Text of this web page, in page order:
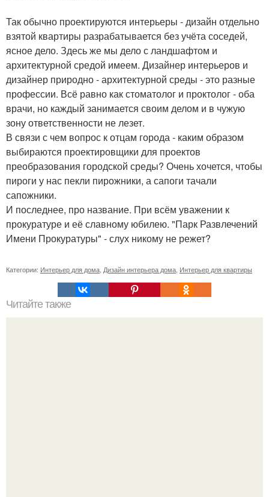
Так обычно проектируются интерьеры - дизайн отдельно
взятой квартиры разрабатывается без учёта соседей,
ясное дело. Здесь же мы дело с ландшафтом и
архитектурной средой имеем. Дизайнер интерьеров и
дизайнер природно - архитектурной среды - это разные
профессии. Всё равно как стоматолог и проктолог - оба
врачи, но каждый занимается своим делом и в чужую
зону ответственности не лезет.
В связи с чем вопрос к отцам города - каким образом
выбираются проектировщики для проектов
преобразования городской среды? Очень хочется, чтобы
пироги у нас пекли пирожники, а сапоги тачали
сапожники.
И последнее, про название. При всём уважении к
прокуратуре и её славному юбилею. "Парк Развлечений
Имени Прокуратуры" - слух никому не режет?
Категории: Интерьер для дома Дизайн интерьера дома Интерьер для квартиры
Читайте также